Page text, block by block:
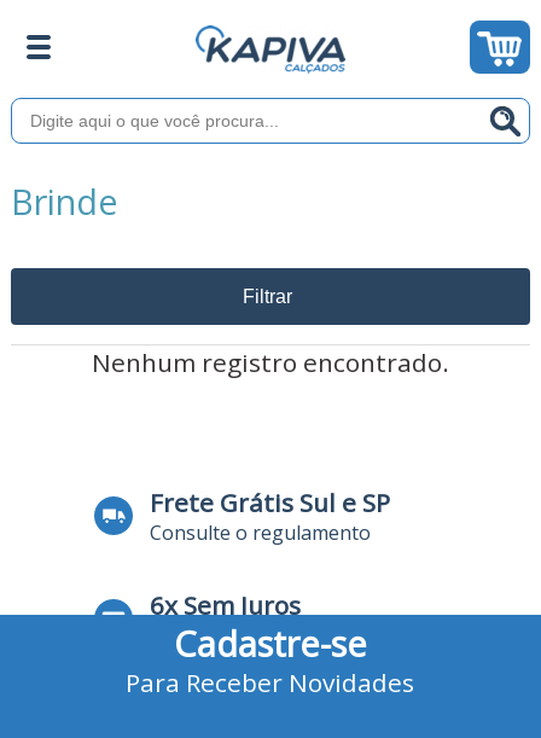
Brinde
Filtrar
Nenhum registro encontrado.
Frete Grátis Sul e SP
Consulte o regulamento
6x Sem Juros
no Cartão de Crédito
Cadastre-se
Para Receber Novidades